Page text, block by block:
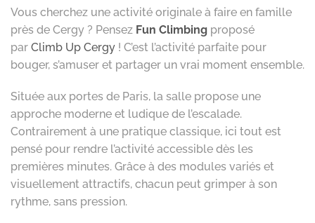
Vous cherchez une activité originale à faire en famille
près de Cergy ? Pensez Fun Climbing proposé
par Climb Up Cergy ! C’est l’activité parfaite pour
bouger, s’amuser et partager un vrai moment ensemble.
Située aux portes de Paris, la salle propose une
approche moderne et ludique de l’escalade.
Contrairement à une pratique classique, ici tout est
pensé pour rendre l’activité accessible dès les
premières minutes. Grâce à des modules variés et
visuellement attractifs, chacun peut grimper à son
rythme, sans pression.